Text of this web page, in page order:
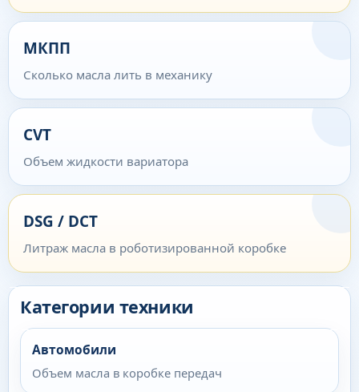
МКПП
Сколько масла лить в механику
CVT
Объем жидкости вариатора
DSG / DCT
Литраж масла в роботизированной коробке
Категории техники
Автомобили
Объем масла в коробке передач